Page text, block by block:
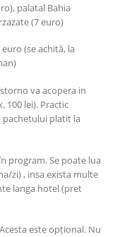
palatal Bahia
(7 euro)
(se achită, la
va acopera in
100 lei). Practic
pachetului platit la
program. Se poate lua
zi) , insa exista multe
langa hotel (pret
este opțional. Nu